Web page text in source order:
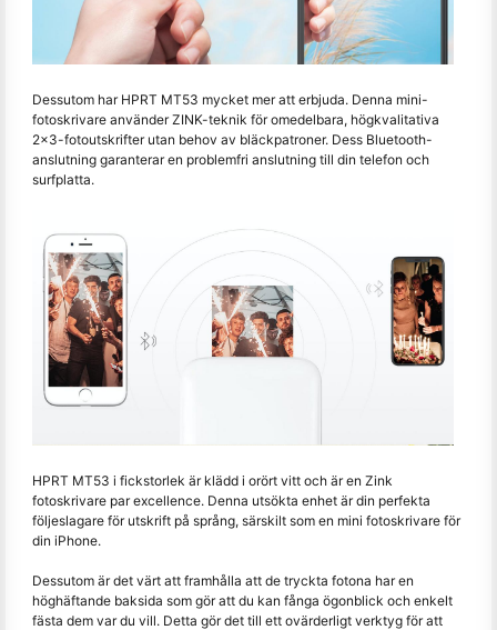
Dessutom har HPRT MT53 mycket mer att erbjuda. Denna mini-
fotoskrivare använder ZINK-teknik för omedelbara, högkvalitativa
2x3-fotoutskrifter utan behov av bläckpatroner. Dess Bluetooth-
anslutning garanterar en problemfri anslutning till din telefon och
surfplatta.
HPRT MT53 i fickstorlek är klädd i orört vitt och är en Zink
fotoskrivare par excellence. Denna utsökta enhet är din perfekta
följeslagare för utskrift på språng, särskilt som en mini fotoskrivare för
din iPhone.
Dessutom är det värt att framhålla att de tryckta fotona har en
höghäftande baksida som gör att du kan fånga ögonblick och enkelt
fästa dem var du vill. Detta gör det till ett ovärderligt verktyg för att